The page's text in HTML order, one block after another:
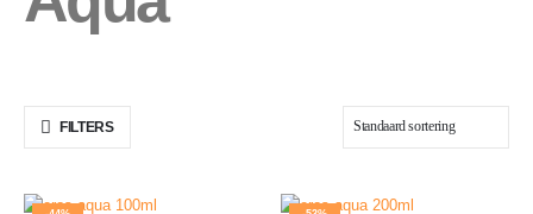
FILTERS